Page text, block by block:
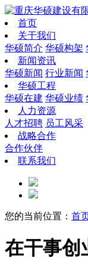
首页
关于我们
华硕简介 华硕构架
新闻资讯
华硕新闻 行业新闻
华硕工程
华硕在建 华硕业绩
人力资源
人才招聘 员工风采
战略合作
合作伙伴
联系我们
您的当前位置： 首
在干事创